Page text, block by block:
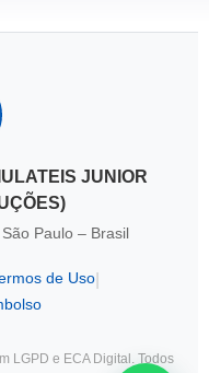
JUNIOR
Paulo – Brasil
de Uso
LGPD e ECA Digital. Todos